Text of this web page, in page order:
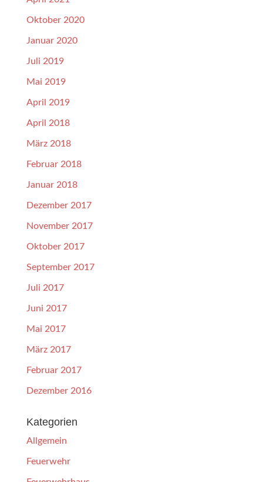
Oktober 2020
Januar 2020
Juli 2019
Mai 2019
April 2019
April 2018
März 2018
Februar 2018
Januar 2018
Dezember 2017
November 2017
Oktober 2017
September 2017
Juli 2017
Juni 2017
Mai 2017
März 2017
Februar 2017
Dezember 2016
Kategorien
Allgemein
Feuerwehr